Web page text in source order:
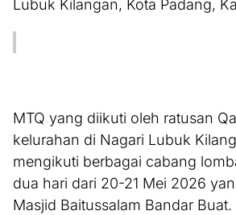
Lubuk Kilangan, Kota Padang,
MTQ yang diikuti oleh ratusan
kelurahan di Nagari Lubuk
mengikuti berbagai cabang
dua hari dari 20-21 Mei 2026
Masjid Baitussalam Bandar Buat.